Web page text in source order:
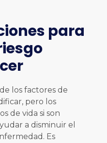
para
los factores de
pero los
de vida si son
a disminuir el
Es